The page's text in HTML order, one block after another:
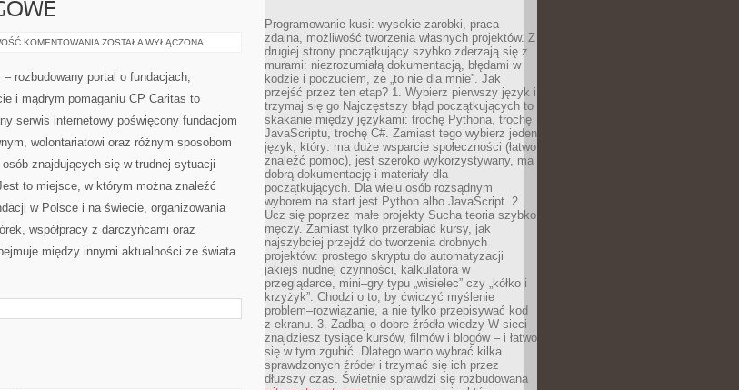
KOMENTOWANIA KAMPANIE
ZOSTAŁA WYŁĄCZONA
– rozbudowany portal o fundacjach,
i mądrym pomaganiu CP Caritas to
serwis internetowy poświęcony fundacjom
wolontariatowi oraz różnym sposobom
osób znajdujących się w trudnej sytuacji
to miejsce, w którym można znaleźć
w Polsce i na świecie, organizowania
współpracy z darczyńcami oraz
między innymi aktualności ze świata
Programowanie kusi: wysokie zarobki, praca
zdalna, możliwość tworzenia własnych projektów. Z
drugiej strony początkujący szybko zderzają się z
murami: niezrozumiałą dokumentacją, błędami w
kodzie i poczuciem, że „to nie dla mnie”. Jak
przejść przez ten etap? 1. Wybierz pierwszy język i
trzymaj się go Najczęstszy błąd początkujących to
skakanie między językami: trochę Pythona, trochę
JavaScriptu, trochę C#. Zamiast tego wybierz jeden
język, który: ma duże wsparcie społeczności (łatwo
znaleźć pomoc), jest szeroko wykorzystywany, ma
dobrą dokumentację i materiały dla
początkujących. Dla wielu osób rozsądnym
wyborem na start jest Python albo JavaScript. 2.
Ucz się poprzez małe projekty Sucha teoria szybko
męczy. Zamiast tylko przerabiać kursy, jak
najszybciej przejdź do tworzenia drobnych
projektów: prostego skryptu do automatyzacji
jakiejś nudnej czynności, kalkulatora w
przeglądarce, mini–gry typu „wisielec” czy „kółko i
krzyżyk”. Chodzi o to, by ćwiczyć myślenie
problem–rozwiązanie, a nie tylko przepisywać kod
z ekranu. 3. Zadbaj o dobre źródła wiedzy W sieci
znajdziesz tysiące kursów, filmów i blogów – i łatwo
się w tym zgubić. Dlatego warto wybrać kilka
sprawdzonych źródeł i trzymać się ich przez
dłuższy czas. Świetnie sprawdzi się rozbudowana